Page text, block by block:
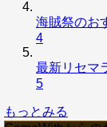
海賊祭のお
4
最新リセマ
5
もっとみる